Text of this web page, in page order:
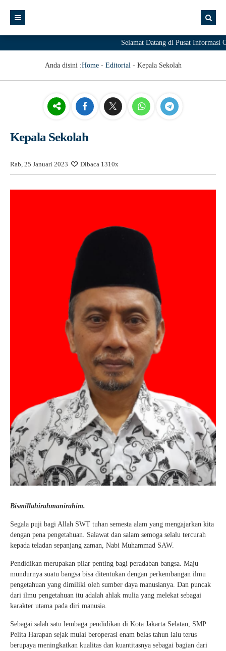
Selamat Datang di Pusat Informasi
Anda disini :Home- Editorial- Kepala Sekolah
Kepala Sekolah
Rab, 25 Januari 2023 Dibaca 1310x
Bismillahirahmanirahim.
Segala puji bagi Allah SWT tuhan semesta alam yang mengajarkan kita
dengan pena pengetahuan. Salawat dan salam semoga selalu tercurah
kepada teladan sepanjang zaman, Nabi Muhammad SAW.
Pendidikan merupakan pilar penting bagi peradaban bangsa. Maju
mundurnya suatu bangsa bisa ditentukan dengan perkembangan ilmu
pengetahuan yang dimiliki oleh sumber daya manusianya. Dan puncak
dari ilmu pengetahuan itu adalah ahlak mulia yang melekat sebagai
karakter utama pada diri manusia.
Sebagai salah satu lembaga pendidikan di Kota Jakarta Selatan, SMP
Pelita Harapan sejak mulai beroperasi enam belas tahun lalu terus
berupaya meningkatkan kualitas dan kuantitasnya sebagai bagian dari